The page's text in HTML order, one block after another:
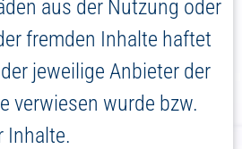
aus der Nutzung oder
fremden Inhalte haftet
jeweilige Anbieter der
verwiesen wurde bzw.
Inhalte.